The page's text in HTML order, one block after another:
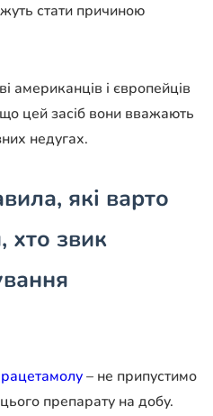
стати причиною
американців і європейців
цей засіб вони вважають
недугах.
які варто
хто звик
– не припустимо
препарату на добу.